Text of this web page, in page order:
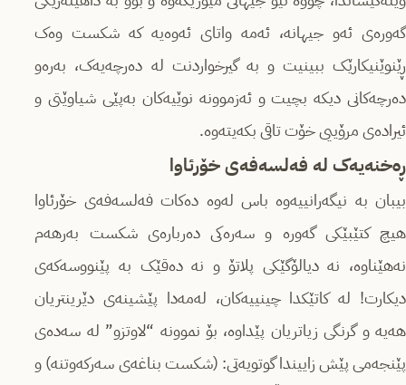
گەورەی ئەو جیهانە، ئەمە واتای ئەوەیە کە شکست وەک
ڕێنوێنیکارێک ببینیت و بە گیرخواردنت لە دەرچەیەک، بەرەو
دەرچەکانی دیکە بچیت و ئەزموونە نوێیەکان بەپێی شیاوێتی و
ئیرادەی مرۆییی خۆت تاقی بکەیتەوە.
ڕەخنەیەک لە فەلسەفەی خۆرئاوا
بیبان بە نیگەرانییەوە باس لەوە دەکات فەلسەفەی خۆرئاوا
هیچ کتێبێکی گەورە و سەرەکی دەربارەی شکست بەرهەم
نەهێناوە، نە دیالۆگێکی پلاتۆ و نە دەقێک بە پێنووسەکەی
دیکارت! لە کاتێکدا چینییەکان، لەمەدا پێشینەی دێرینتریان
هەیە و گرنگی زیاتریان پێداوە، بۆ نموونە “لاوتزو” لە سەدەی
پێنجەمی پێش زاییندا گوتویەتی: (شکست بناغەی سەرکەوتنە) و